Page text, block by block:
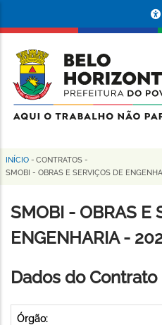
conteúdo
principal
da
Prefeitura
de
Horizonte
Trilha
navegação
INÍCIO - CONTRATOS -
SMOBI - OBRAS E SERVIÇOS DE
SMOBI - OBRAS E
ENGENHARIA -
Dados do Contrato
Órgão: